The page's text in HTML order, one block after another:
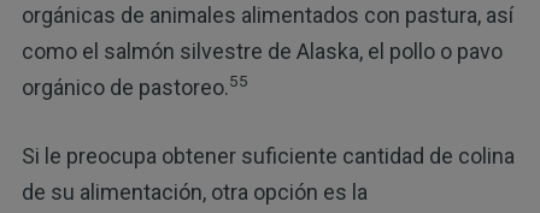
orgánicas de animales alimentados con pastura, así
como el salmón silvestre de Alaska, el pollo o pavo
orgánico de pastoreo.55
Si le preocupa obtener suficiente cantidad de colina
de su alimentación, otra opción es la